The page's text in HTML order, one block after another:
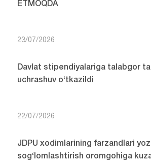
ETMOQDA
23/07/2026
Davlat stipendiyalariga talabgor
uchrashuv o‘tkazildi
22/07/2026
JDPU xodimlarining farzandlari
sog‘lomlashtirish oromgohiga